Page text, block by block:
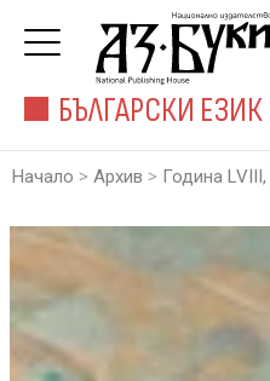
БЪЛГАРСКИ
Начало > Архив > Година